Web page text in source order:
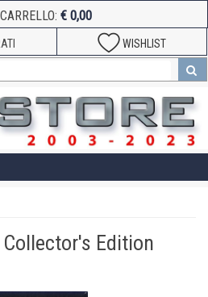
CARRELLO: € 0,00
WISHLIST
Edition